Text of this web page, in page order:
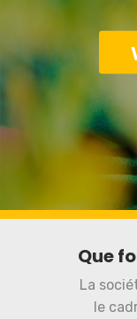
Que
La
le